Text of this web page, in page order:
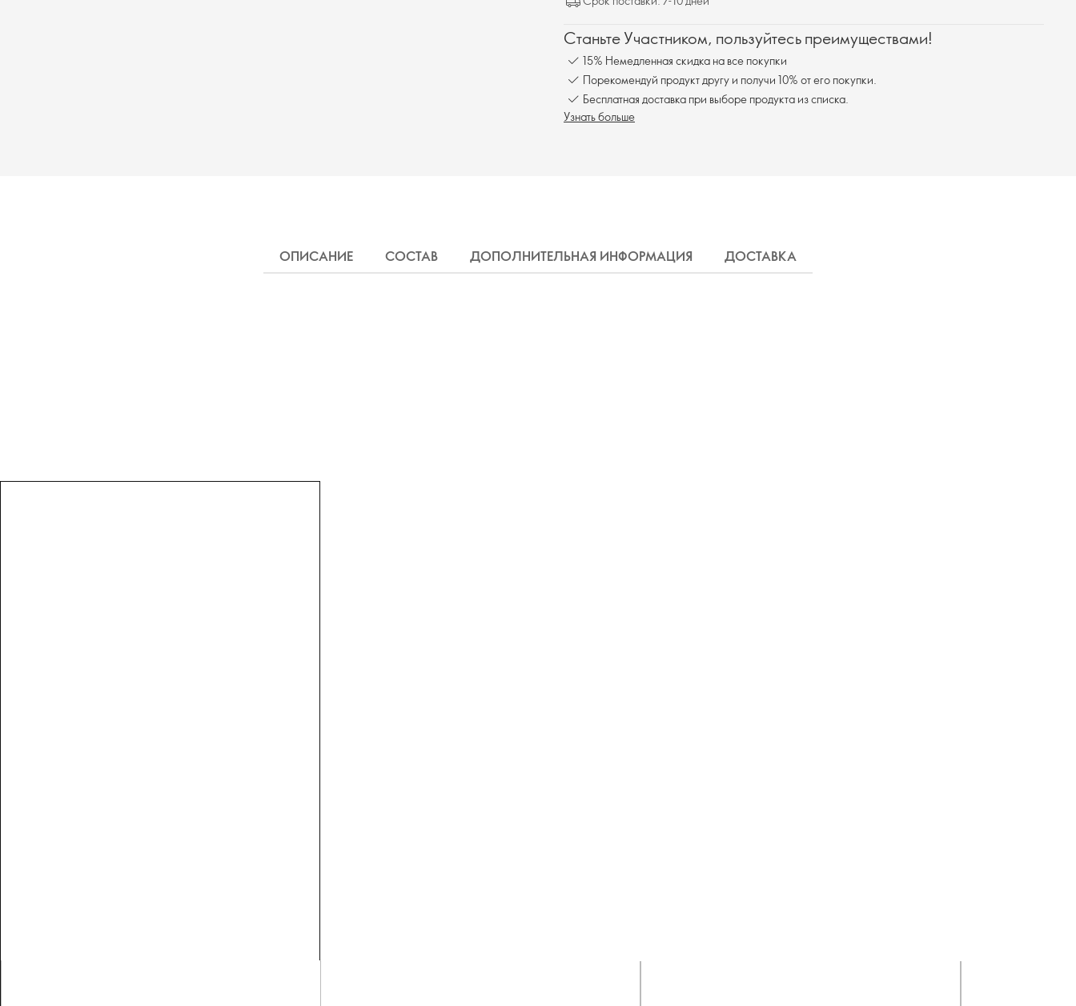
Станьте Участником, пользуйтесь преимуществами!
15% Немедленная скидка на все покупки
Порекомендуй продукт другу и получи 10% от его покупки.
Бесплатная доставка при выборе продукта из списка.
Узнать больше
ОПИСАНИЕ СОСТАВ ДОПОЛНИТЕЛЬНАЯ ИНФОРМАЦИЯ ДОСТАВКА